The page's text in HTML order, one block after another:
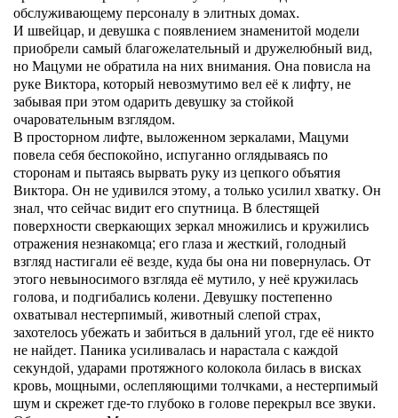
обслуживающему персоналу в элитных домах.
И швейцар, и девушка с появлением знаменитой модели
приобрели самый благожелательный и дружелюбный вид,
но Мацуми не обратила на них внимания. Она повисла на
руке Виктора, который невозмутимо вел её к лифту, не
забывая при этом одарить девушку за стойкой
очаровательным взглядом.
В просторном лифте, выложенном зеркалами, Мацуми
повела себя беспокойно, испуганно оглядываясь по
сторонам и пытаясь вырвать руку из цепкого объятия
Виктора. Он не удивился этому, а только усилил хватку. Он
знал, что сейчас видит его спутница. В блестящей
поверхности сверкающих зеркал множились и кружились
отражения незнакомца; его глаза и жесткий, голодный
взгляд настигали её везде, куда бы она ни повернулась. От
этого невыносимого взгляда её мутило, у неё кружилась
голова, и подгибались колени. Девушку постепенно
охватывал нестерпимый, животный слепой страх,
захотелось убежать и забиться в дальний угол, где её никто
не найдет. Паника усиливалась и нарастала с каждой
секундой, ударами протяжного колокола билась в висках
кровь, мощными, ослепляющими толчками, а нестерпимый
шум и скрежет где-то глубоко в голове перекрыл все звуки.